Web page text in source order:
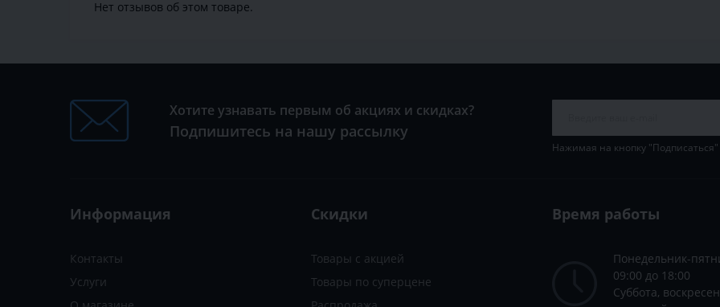
Нет отзывов об этом товаре.
Хотите узнавать первым об акциях и скидках?
Подпишитесь на нашу рассылку
Нажимая на кнопку
Информация
Контакты
Услуги
Скидки
Товары с акцией
Товары по суперцене
Время работы
Понедельник-
09:00 до 18:00
Суббота,